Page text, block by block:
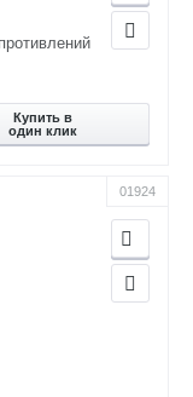
Купить в
один клик
01924